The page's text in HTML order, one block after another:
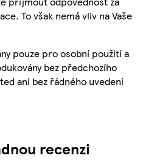
To však nemá vliv na Vaše
pouze pro osobní použití a
bez předchozího
ani bez řádného uvedení
recenzi